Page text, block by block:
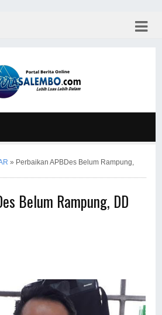
» Perbaikan APBDes Belum Rampung,
Belum Rampung, DD